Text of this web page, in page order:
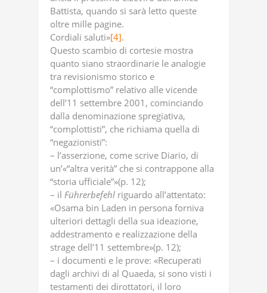
Battista, quando si sarà letto queste
oltre mille pagine.
Cordiali saluti»[4].
Questo scambio di cortesie mostra
quanto siano straordinarie le analogie
tra revisionismo storico e
“complottismo” relativo alle vicende
dell’11 settembre 2001, cominciando
dalla denominazione spregiativa,
“complottisti”, che richiama quella di
“negazionisti”:
– l’asserzione, come scrive Diario, di
un’«“altra verità” che si contrappone alla
“storia ufficiale”»(p. 12);
– il Führerbefehl riguardo all’attentato:
«Osama bin Laden in persona forniva
ulteriori dettagli della sua ideazione,
addestramento e realizzazione della
strage dell’11 settembre»(p. 12);
– i documenti e le prove: «Recuperati
dagli archivi di al Quaeda, si sono visti i
testamenti dei dirottatori, il loro